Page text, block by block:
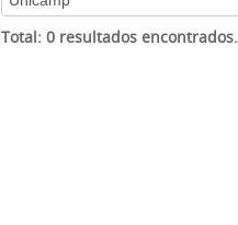
Total: 0 resultados encontrados.